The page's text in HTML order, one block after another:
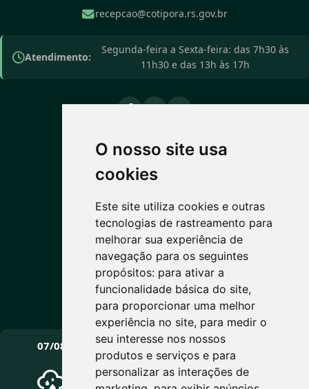
O nosso site usa
cookies
Este site utiliza cookies e outras
tecnologias de rastreamento para
melhorar sua experiência de
navegação para os seguintes
propósitos: para ativar a
funcionalidade básica do site,
para proporcionar uma melhor
experiência no site, para medir o
seu interesse nos nossos
produtos e serviços e para
personalizar as interações de
recepcao@cotipora.rs.gov.br
Atendimento:
Segunda-feira a Sexta-feira: das 7h30 às
11h30 e das 13h às 17h
PREVISÃO DO TEMPO
9°C
Céu limpo
Máx: 15° • Mín: 6°
Vento: 4.8 km/h
07/08 08/08